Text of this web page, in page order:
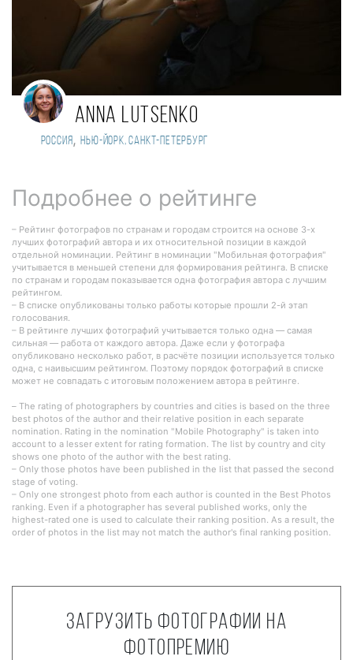
Anna Lutsenko
Россия, Нью-Йорк, Санкт-Петербург
Подробнее о рейтинге
– Рейтинг фотографов по странам и городам строится на основе 3-х
лучших фотографий автора и их относительной позиции в каждой
отдельной номинации. Рейтинг в номинации "Мобильная фотография"
учитывается в меньшей степени для формирования рейтинга. В списке
по странам и городам показывается одна фотография автора с лучшим
рейтингом.
– В списке опубликованы только работы которые прошли 2-й этап
голосования.
– В рейтинге лучших фотографий учитывается только одна — самая
сильная — работа от каждого автора. Даже если у фотографа
опубликовано несколько работ, в расчёте позиции используется только
одна, с наивысшим рейтингом. Поэтому порядок фотографий в списке
может не совпадать с итоговым положением автора в рейтинге.
– The rating of photographers by countries and cities is based on the three
best photos of the author and their relative position in each separate
nomination. Rating in the nomination "Mobile Photography" is taken into
account to a lesser extent for rating formation. The list by country and city
shows one photo of the author with the best rating.
– Only those photos have been published in the list that passed the second
stage of voting.
– Only one strongest photo from each author is counted in the Best Photos
ranking. Even if a photographer has several published works, only the
highest-rated one is used to calculate their ranking position. As a result, the
order of photos in the list may not match the author's final ranking position.
Загрузить фотографии на
фотопремию